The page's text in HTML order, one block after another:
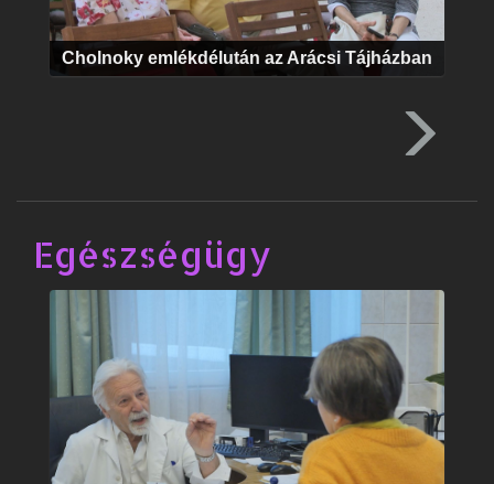
Cholnoky emlékdélután az Arácsi Tájházban
Egészségügy